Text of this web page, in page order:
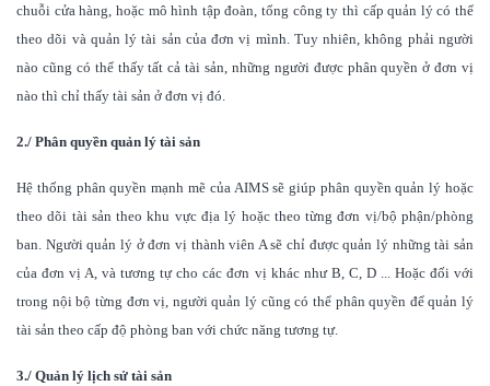
chuỗi cửa hàng, hoặc mô hình tập đoàn, tổng công ty thì cấp quản lý có thể
theo dõi và quản lý tài sản của đơn vị mình. Tuy nhiên, không phải người
nào cũng có thể thấy tất cả tài sản, những người được phân quyền ở đơn vị
nào thì chỉ thấy tài sản ở đơn vị đó.
2./ Phân quyền quản lý tài sản
Hệ thống phân quyền mạnh mẽ của AIMS sẽ giúp phân quyền quản lý hoặc
theo dõi tài sản theo khu vực địa lý hoặc theo từng đơn vị/bộ phận/phòng
ban. Người quản lý ở đơn vị thành viên A sẽ chỉ được quản lý những tài sản
của đơn vị A, và tương tự cho các đơn vị khác như B, C, D ... Hoặc đối với
trong nội bộ từng đơn vị, người quản lý cũng có thể phân quyền để quản lý
tài sản theo cấp độ phòng ban với chức năng tương tự.
3./ Quản lý lịch sử tài sản